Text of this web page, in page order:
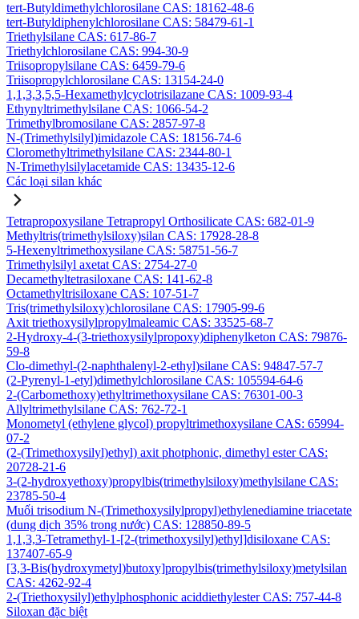
tert-Butyldimethylchlorosilane CAS: 18162-48-6
tert-Butyldiphenylchlorosilane CAS: 58479-61-1
Triethylsilane CAS: 617-86-7
Triethylchlorosilane CAS: 994-30-9
Triisopropylsilane CAS: 6459-79-6
Triisopropylchlorosilane CAS: 13154-24-0
1,1,3,3,5,5-Hexamethylcyclotrisilazane CAS: 1009-93-4
Ethynyltrimethylsilane CAS: 1066-54-2
Trimethylbromosilane CAS: 2857-97-8
N-(Trimethylsilyl)imidazole CAS: 18156-74-6
Cloromethyltrimethylsilane CAS: 2344-80-1
N-Trimethylsilylacetamide CAS: 13435-12-6
Các loại silan khác
Tetrapropoxysilane Tetrapropyl Orthosilicate CAS: 682-01-9
Methyltris(trimethylsiloxy)silan CAS: 17928-28-8
5-Hexenyltrimethoxysilane CAS: 58751-56-7
Trimethylsilyl axetat CAS: 2754-27-0
Decamethyltetrasiloxane CAS: 141-62-8
Octamethyltrisiloxane CAS: 107-51-7
Tris(trimethylsiloxy)chlorosilane CAS: 17905-99-6
Axit triethoxysilylpropylmaleamic CAS: 33525-68-7
2-Hydroxy-4-(3-triethoxysilylpropoxy)diphenylketon CAS: 79876-
59-8
Clo-dimethyl-(2-naphthalenyl-2-ethyl)silane CAS: 94847-57-7
(2-Pyrenyl-1-etyl)dimethylchlorosilane CAS: 105594-64-6
2-(Carbomethoxy)ethyltrimethoxysilane CAS: 76301-00-3
Allyltrimethylsilane CAS: 762-72-1
Monometyl (ethylene glycol) propyltrimethoxysilane CAS: 65994-
07-2
(2-(Trimethoxysilyl)ethyl) axit photphonic, dimethyl ester CAS:
20728-21-6
3-(2-hydroxyethoxy)propylbis(trimethylsiloxy)methylsilane CAS:
23785-50-4
Muối trisodium N-(Trimethoxysilylpropyl)ethylenediamine triacetate
(dung dịch 35% trong nước) CAS: 128850-89-5
1,1,3,3-Tetramethyl-1-[2-(trimethoxysilyl)ethyl]disiloxane CAS:
137407-65-9
[3,3-Bis(hydroxymetyl)butoxy]propylbis(trimethylsiloxy)metylsilan
CAS: 4262-92-4
2-(Triethoxysilyl)ethylphosphonic aciddiethylester CAS: 757-44-8
Siloxan đặc biệt